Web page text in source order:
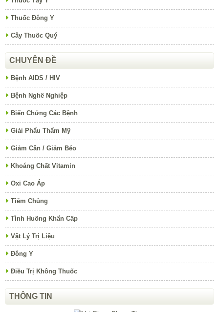
Thuốc Đông Y
Cây Thuốc Quý
CHUYÊN ĐỀ
Bệnh AIDS / HIV
Bệnh Nghề Nghiệp
Biến Chứng Các Bệnh
Giải Phẩu Thẩm Mỹ
Giảm Cân / Giảm Béo
Khoáng Chất Vitamin
Oxi Cao Áp
Tiêm Chủng
Tình Huống Khẩn Cấp
Vật Lý Trị Liệu
Đông Y
Điều Trị Không Thuốc
THÔNG TIN